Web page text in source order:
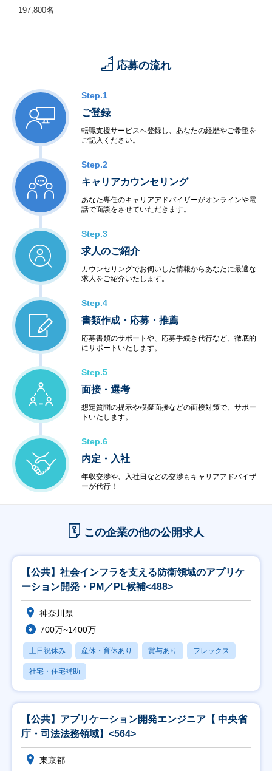
197,800名
応募の流れ
Step.1
ご登録
転職支援サービスへ登録し、あなたの経歴やご希望を
ご記入ください。
Step.2
キャリアカウンセリング
あなた専任のキャリアアドバイザーがオンラインや電
話で面談をさせていただきます。
Step.3
求人のご紹介
カウンセリングでお伺いした情報からあなたに最適な
求人をご紹介いたします。
Step.4
書類作成・応募・推薦
応募書類のサポートや、応募手続き代行など、徹底的
にサポートいたします。
Step.5
面接・選考
想定質問の提示や模擬面接などの面接対策で、サポー
トいたします。
Step.6
内定・入社
年収交渉や、入社日などの交渉もキャリアアドバイザ
ーが代行！
この企業の他の公開求人
【公共】社会インフラを支える防衛領域のアプリケ
ーション開発・PM／PL候補<488>
神奈川県
700万~1400万
土日祝休み 産休・育休あり 賞与あり フレックス
社宅・住宅補助
【公共】アプリケーション開発エンジニア【 中央省
庁・司法法務領域】<564>
東京都